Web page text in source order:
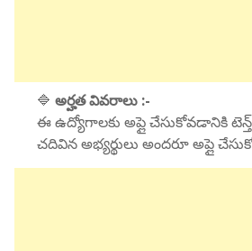
🔷 అర్హత వివరాలు :-
ఈ ఉద్యోగాలకు అప్లై చేసుకోవడానికి
చదివిన అభ్యర్థులు అందరూ అప్లై